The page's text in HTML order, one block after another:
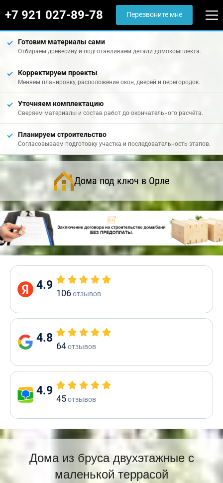
+7 921 027-89-78 Перезвоните мне
Готовим материалы сами
Отбираем древесину и подготавливаем детали домокомплекта.
Корректируем проекты
Меняем планировку, расположение окон, дверей и перегородок.
Уточняем комплектацию
Сверяем материалы и состав работ до окончательного расчёта.
Планируем строительство
Согласовываем подготовку участка и последовательность этапов.
Дома под ключ в Орле
4.9
106отзывов
4.8
64отзывов
4.9
45отзывов
Дома из бруса двухэтажные с
маленькой террасой